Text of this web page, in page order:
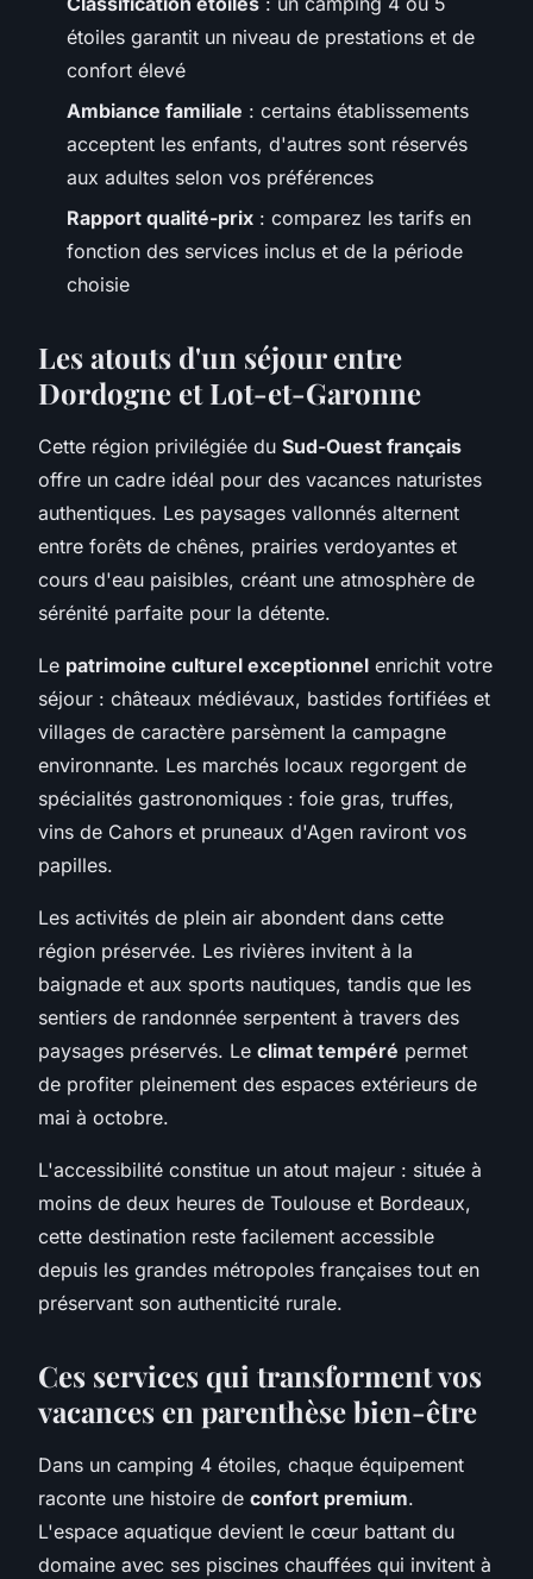
étoiles garantit un niveau de prestations et de
confort élevé
Ambiance familiale : certains établissements
acceptent les enfants, d'autres sont réservés
aux adultes selon vos préférences
Rapport qualité-prix : comparez les tarifs en
fonction des services inclus et de la période
choisie
Les atouts d'un séjour entre
Dordogne et Lot-et-Garonne
Cette région privilégiée du Sud-Ouest français
offre un cadre idéal pour des vacances naturistes
authentiques. Les paysages vallonnés alternent
entre forêts de chênes, prairies verdoyantes et
cours d'eau paisibles, créant une atmosphère de
sérénité parfaite pour la détente.
Le patrimoine culturel exceptionnel enrichit votre
séjour : châteaux médiévaux, bastides fortifiées et
villages de caractère parsèment la campagne
environnante. Les marchés locaux regorgent de
spécialités gastronomiques : foie gras, truffes,
vins de Cahors et pruneaux d'Agen raviront vos
papilles.
Les activités de plein air abondent dans cette
région préservée. Les rivières invitent à la
baignade et aux sports nautiques, tandis que les
sentiers de randonnée serpentent à travers des
paysages préservés. Le climat tempéré permet
de profiter pleinement des espaces extérieurs de
mai à octobre.
L'accessibilité constitue un atout majeur : située à
moins de deux heures de Toulouse et Bordeaux,
cette destination reste facilement accessible
depuis les grandes métropoles françaises tout en
préservant son authenticité rurale.
Ces services qui transforment vos
vacances en parenthèse bien-être
Dans un camping 4 étoiles, chaque équipement
raconte une histoire de confort premium.
L'espace aquatique devient le cœur battant du
domaine avec ses piscines chauffées qui invitent à